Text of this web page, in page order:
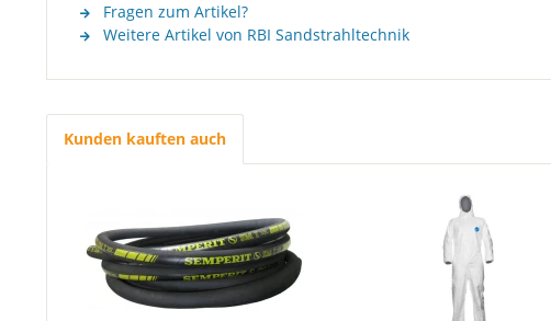
Fragen zum Artikel?
Weitere Artikel von RBI Sandstrahltechnik
Kunden kauften auch